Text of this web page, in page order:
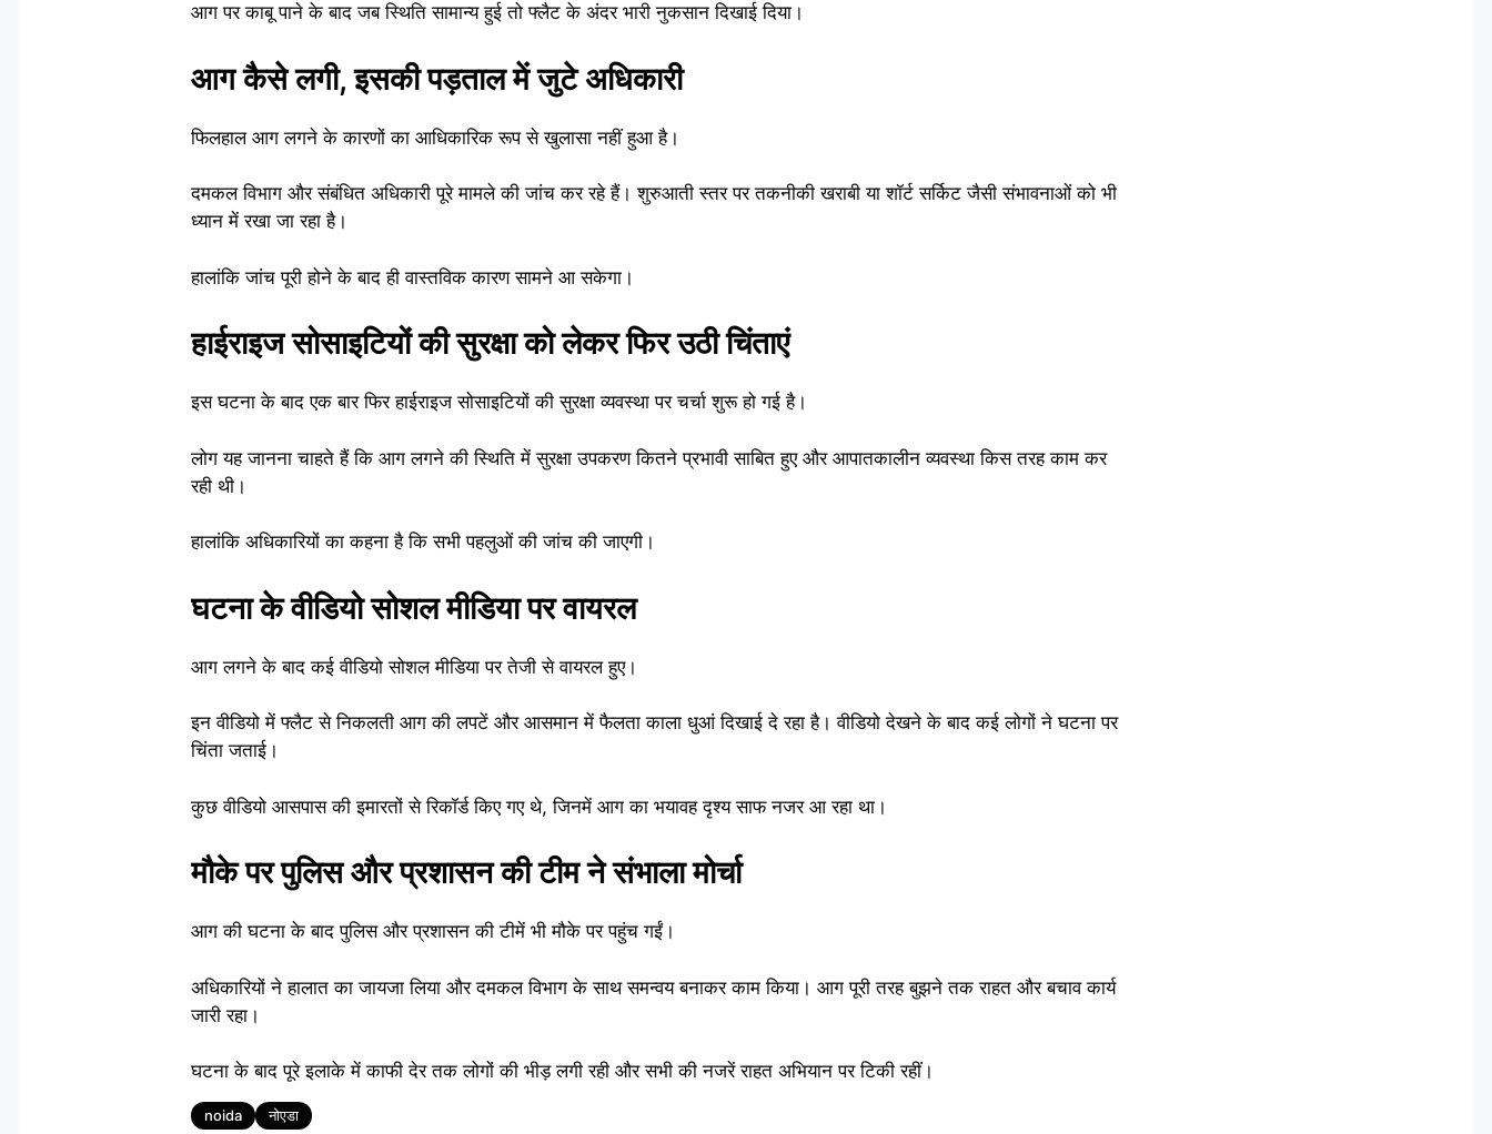
आग पर काबू पाने के बाद जब स्थिति सामान्य हुई तो फ्लैट के अंदर भारी नुकसान दिखाई दिया।
आग कैसे लगी, इसकी पड़ताल में जुटे अधिकारी
फिलहाल आग लगने के कारणों का आधिकारिक रूप से खुलासा नहीं हुआ है।
दमकल विभाग और संबंधित अधिकारी पूरे मामले की जांच कर रहे हैं। शुरुआती स्तर पर तकनीकी खराबी या शॉर्ट सर्किट जैसी संभावनाओं को भी
ध्यान में रखा जा रहा है।
हालांकि जांच पूरी होने के बाद ही वास्तविक कारण सामने आ सकेगा।
हाईराइज सोसाइटियों की सुरक्षा को लेकर फिर उठी चिंताएं
इस घटना के बाद एक बार फिर हाईराइज सोसाइटियों की सुरक्षा व्यवस्था पर चर्चा शुरू हो गई है।
लोग यह जानना चाहते हैं कि आग लगने की स्थिति में सुरक्षा उपकरण कितने प्रभावी साबित हुए और आपातकालीन व्यवस्था किस तरह काम कर
रही थी।
हालांकि अधिकारियों का कहना है कि सभी पहलुओं की जांच की जाएगी।
घटना के वीडियो सोशल मीडिया पर वायरल
आग लगने के बाद कई वीडियो सोशल मीडिया पर तेजी से वायरल हुए।
इन वीडियो में फ्लैट से निकलती आग की लपटें और आसमान में फैलता काला धुआं दिखाई दे रहा है। वीडियो देखने के बाद कई लोगों ने घटना पर
चिंता जताई।
कुछ वीडियो आसपास की इमारतों से रिकॉर्ड किए गए थे, जिनमें आग का भयावह दृश्य साफ नजर आ रहा था।
मौके पर पुलिस और प्रशासन की टीम ने संभाला मोर्चा
आग की घटना के बाद पुलिस और प्रशासन की टीमें भी मौके पर पहुंच गईं।
अधिकारियों ने हालात का जायजा लिया और दमकल विभाग के साथ समन्वय बनाकर काम किया। आग पूरी तरह बुझने तक राहत और बचाव कार्य
जारी रहा।
घटना के बाद पूरे इलाके में काफी देर तक लोगों की भीड़ लगी रही और सभी की नजरें राहत अभियान पर टिकी रहीं।
Tags
noida नोएडा